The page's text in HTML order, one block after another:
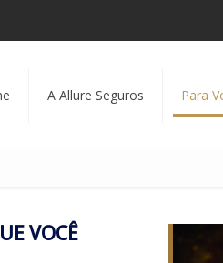
A Allure Seguros Para
VOCÊ